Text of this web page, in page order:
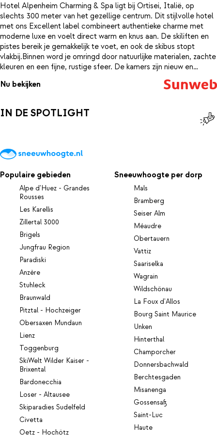
Hotel Alpenheim Charming & Spa ligt bij Ortisei, Italië, op
slechts 300 meter van het gezellige centrum. Dit stijlvolle hotel
met ons Excellent label combineert authentieke charme met
moderne luxe en voelt direct warm en knus aan. De skiliften en
pistes bereik je gemakkelijk te voet, en ook de skibus stopt
vlakbij.Binnen word je omringd door natuurlijke materialen, zachte
kleuren en een fijne, rustige sfeer. De kamers zijn nieuw en
modern ingericht, met oog voor comfort en detail. Na een dag in
de frisse berglucht is het heerlijk thuiskomen in je comfortabele
zit je hier helemaal goed. In het uitgebreide wellnesscentrum
laat je de kou van je afglijden in de sauna’s, jacuzzi of het
zwembad met buitenbad. Trakteer jezelf op een massage of stel
plek waar ontspannen vanzelf gaat.Ook de ligging is ideaal: je
wandelt zo het centrum van Ortisei in voor een terrasje of
dag af met een warm moment in de wellness en geniet van het
uitzicht op de Dolomieten. Hier voelt elke dag als pure
verwennerij.
Nu bekijken
IN DE SPOTLIGHT
Populaire gebieden
Alpe d'Huez - Grandes
Rousses
Les Karellis
Zillertal 3000
Brigels
Jungfrau Region
Paradiski
Anzère
Stuhleck
Braunwald
Pitztal - Hochzeiger
Obersaxen Mundaun
Lienz
Toggenburg
SkiWelt Wilder Kaiser -
Brixental
Bardonecchia
Loser - Altausee
Skiparadies Sudelfeld
Civetta
Oetz - Hochötz
Sneeuwhoogte per dorp
Mals
Bramberg
Seiser Alm
Méaudre
Obertauern
Vattiz
Saariselka
Wagrain
Wildschönau
La Foux d'Allos
Bourg Saint Maurice
Unken
Hinterthal
Champorcher
Donnersbachwald
Berchtesgaden
Misanenga
Gossensaß
Saint-Luc
Haute